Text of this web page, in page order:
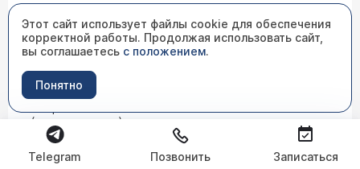
(культуральное) исследование
крови на стерильность и
определение чувствительности к
антимикробным препаратам
(посев)
(культуральное) исследование
мокроты на аэробные и
факультативно-анаэробные
микроорганизмы и определение
Этот сайт использует файлы cookie для обеспечения
корректной работы. Продолжая использовать сайт,
вы соглашаетесь с положением.
Понятно
Telegram Позвонить Записаться